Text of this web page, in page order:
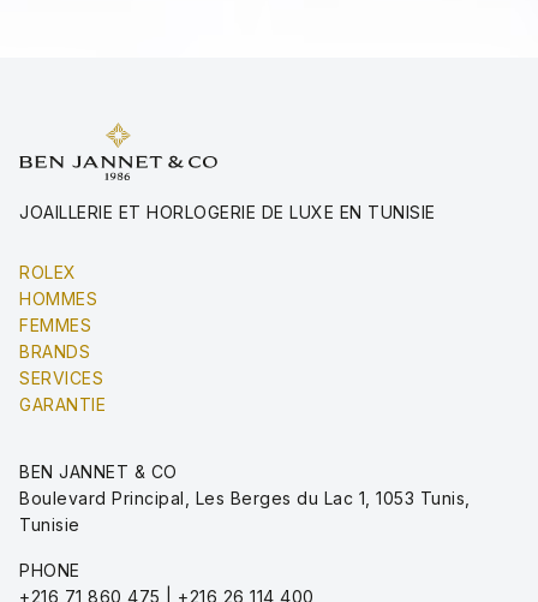
JOAILLERIE ET HORLOGERIE DE LUXE EN TUNISIE
ROLEX
HOMMES
FEMMES
BRANDS
SERVICES
GARANTIE
BEN JANNET & CO
Boulevard Principal, Les Berges du Lac 1, 1053 Tunis,
Tunisie
PHONE
+216 71 860 475 | +216 26 114 400